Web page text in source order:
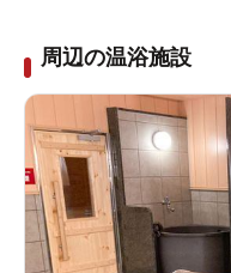
周辺の温浴施設